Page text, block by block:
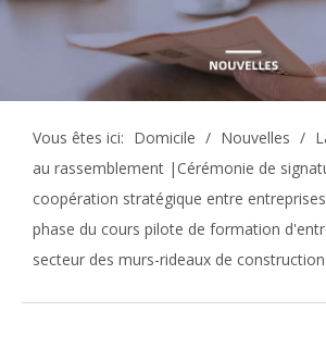
Vous êtes ici: Domicile / Nouvelles /
au rassemblement |Cérémonie de
coopération stratégique entre
phase du cours pilote de formation
secteur des murs-rideaux de construction